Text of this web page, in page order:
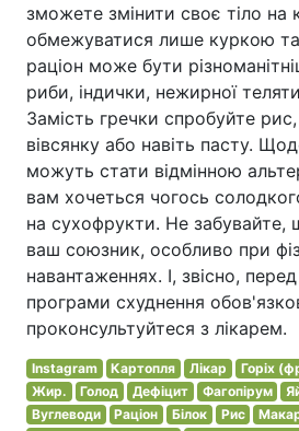
зможете змінити своє тіло
обмежуватися лише куркою
раціон може бути
риби, індички, нежирної
Замість гречки спробуйте
вівсянку або навіть пасту.
можуть стати відмінною
вам хочеться чогось
на сухофрукти. Не забувайте,
ваш союзник, особливо при
навантаженнях. І, звісно,
програми схуднення
проконсультуйтеся з лікарем.
Instagram Картопля Лікар Горіх
Жир.
Голод Дефіцит Фагопірум
Вуглеводи
Раціон Білок Рис